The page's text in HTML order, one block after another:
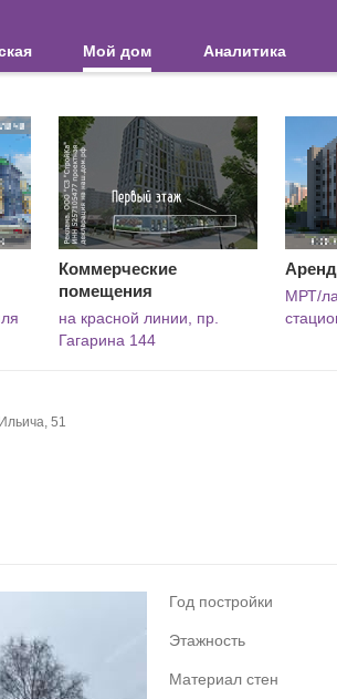
Мой дом Аналитика
Коммерческие
помещения
на красной линии, пр.
Гагарина 144
МРТ/
51
Год постройки
Этажность
Материал стен